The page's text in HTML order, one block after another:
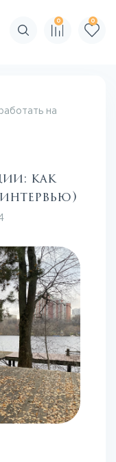
Поиск по сайту
0 0
на
как